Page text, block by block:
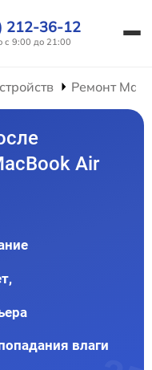
212-36-12
с 9:00 до 21:00
Ремонт
Air
влаги